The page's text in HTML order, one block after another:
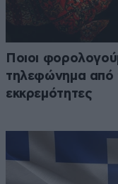
Ποιοι
τηλεφώνημα από
εκκρεμότητες